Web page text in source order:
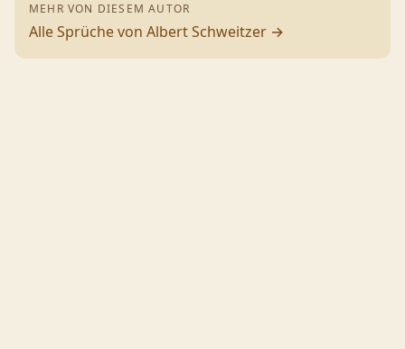
MEHR VON DIESEM AUTOR
Alle Sprüche von Albert Schweitzer →